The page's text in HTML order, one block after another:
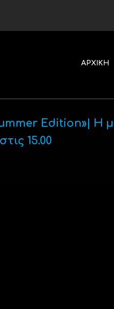
ΑΡΧΙΚΗ
Edition»| Η
15.00